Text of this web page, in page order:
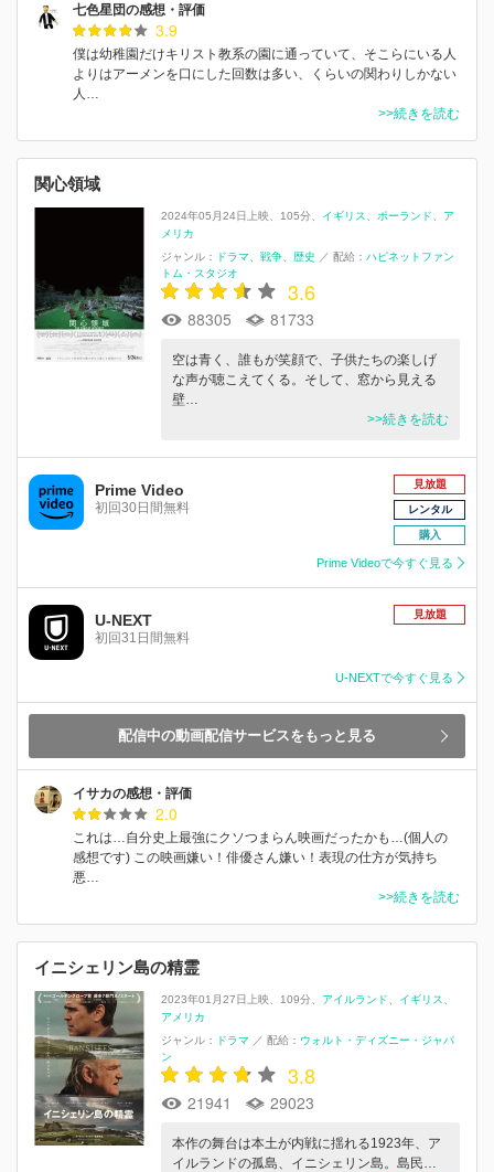
七色星団の感想・評価
3.9
僕は幼稚園だけキリスト教系の園に通っていて、そこらにいる人
よりはアーメンを口にした回数は多い、くらいの関わりしかない
人…
>>続きを読む
関心領域
2024年05月24日上映 105分 イギリス ポーランド
ア
メリカ
ジャンル：
ドラマ 戦争 歴史 ／ 配給： ハピネットファン
トム・スタジオ
3.6
88305 81733
空は青く、誰もが笑顔で、子供たちの楽しげ
な声が聴こえてくる。そして、窓から見える
壁…
>>続きを読む
Prime Video
初回30日間無料
見放題
レンタル
購入
Prime Videoで今すぐ見る
U-NEXT
初回31日間無料
見放題
U-NEXTで今すぐ見る
配信中の動画配信サービスをもっと見る
イサカの感想・評価
2.0
これは…自分史上最強にクソつまらん映画だったかも…(個人の
感想です) この映画嫌い！俳優さん嫌い！表現の仕方が気持ち
悪…
>>続きを読む
イニシェリン島の精霊
2023年01月27日上映 109分 アイルランド
イギリス
アメリカ
ジャンル：
ドラマ ／ 配給： ウォルト・ディズニー・ジャパ
ン
3.8
21941 29023
本作の舞台は本土が内戦に揺れる1923年、ア
イルランドの孤島、イニシェリン島。島民…